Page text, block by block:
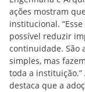
ações mostram
institucional.
possível reduzir
continuidade. São
simples, mas
toda a instituição.”
destaca que a